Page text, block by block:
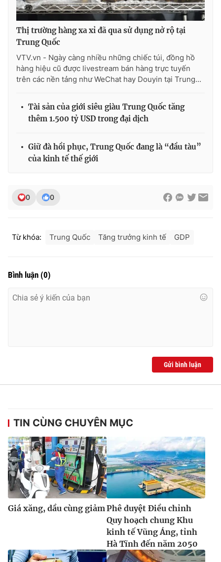
Thị trường hàng xa xỉ đã qua sử dụng nở rộ tại
Trung Quốc
VTV.vn - Ngày càng nhiều những chiếc túi, đồng hồ
hàng hiệu cũ được livestream bán hàng trực tuyến
trên các nền tảng như WeChat hay Douyin tại Trung...
Tài sản của giới siêu giàu Trung Quốc tăng
thêm 1.500 tỷ USD trong đại dịch
Giữ đà hồi phục, Trung Quốc đang là “đầu tàu”
của kinh tế thế giới
0 0
Từ khóa: Trung Quốc Tăng trưởng kinh tế GDP
Bình luận (0)
Gửi bình luận
TIN CÙNG CHUYÊN MỤC
Giá xăng, dầu cùng giảmPhê duyệt Điều chỉnh
Quy hoạch chung Khu
kinh tế Vũng Áng, tỉnh
Hà Tĩnh đến năm 2050